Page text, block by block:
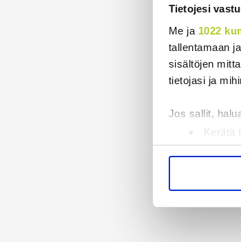
Tietojesi
Me ja 1022
tallentamaan
sisältöjen
tietojasi ja
Jos sallit,
Kerätä
Lue lisää
Käytämme
ja